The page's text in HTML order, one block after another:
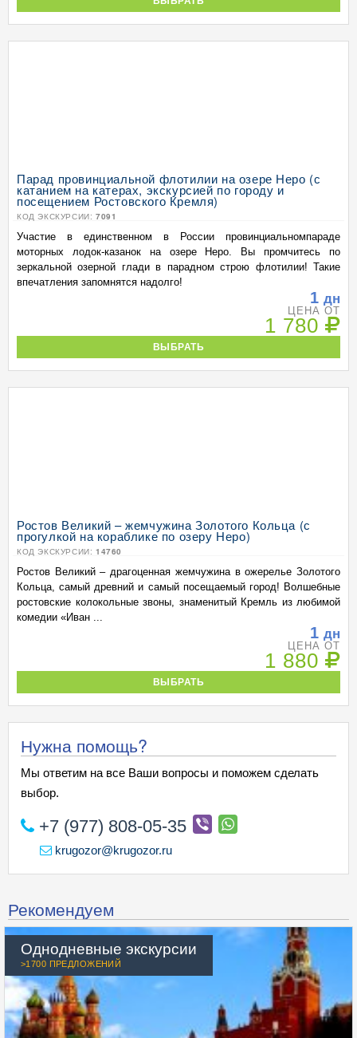
Парад провинциальной флотилии на озере Неро (с
катанием на катерах, экскурсией по городу и
посещением Ростовского Кремля)
КОД ЭКСКУРСИИ: 7091
Участие в единственном в России провинциальномпараде
моторных лодок-казанок на озере Неро. Вы промчитесь по
зеркальной озерной глади в парадном строю флотилии! Такие
впечатления запомнятся надолго!
1 дн
ЦЕНА ОТ
1 780
ВЫБРАТЬ
Ростов Великий – жемчужина Золотого Кольца (с
прогулкой на кораблике по озеру Неро)
КОД ЭКСКУРСИИ: 14760
Ростов Великий – драгоценная жемчужина в ожерелье Золотого
Кольца, самый древний и самый посещаемый город! Волшебные
ростовские колокольные звоны, знаменитый Кремль из любимой
комедии «Иван ...
1 дн
ЦЕНА ОТ
1 880
ВЫБРАТЬ
Нужна помощь?
Мы ответим на все Ваши вопросы и поможем сделать
выбор.
+7 (977) 808-05-35
krugozor@krugozor.ru
Рекомендуем
Однодневные экскурсии
>1700 ПРЕДЛОЖЕНИЙ